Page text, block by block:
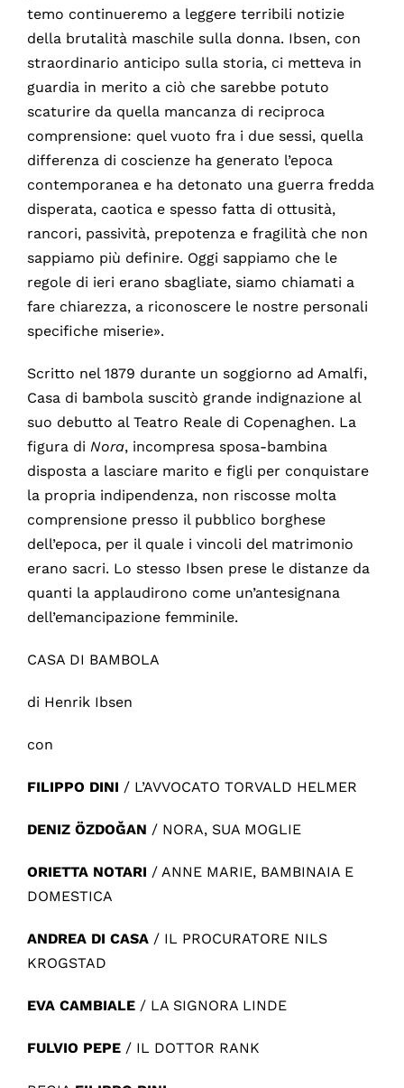
temo continueremo a leggere terribili notizie
della brutalità maschile sulla donna. Ibsen, con
straordinario anticipo sulla storia, ci metteva in
guardia in merito a ciò che sarebbe potuto
scaturire da quella mancanza di reciproca
comprensione: quel vuoto fra i due sessi, quella
differenza di coscienze ha generato l’epoca
contemporanea e ha detonato una guerra fredda
disperata, caotica e spesso fatta di ottusità,
rancori, passività, prepotenza e fragilità che non
sappiamo più definire. Oggi sappiamo che le
regole di ieri erano sbagliate, siamo chiamati a
fare chiarezza, a riconoscere le nostre personali
specifiche miserie».
Scritto nel 1879 durante un soggiorno ad Amalfi,
Casa di bambola suscitò grande indignazione al
suo debutto al Teatro Reale di Copenaghen. La
figura di Nora, incompresa sposa-bambina
disposta a lasciare marito e figli per conquistare
la propria indipendenza, non riscosse molta
comprensione presso il pubblico borghese
dell’epoca, per il quale i vincoli del matrimonio
erano sacri. Lo stesso Ibsen prese le distanze da
quanti la applaudirono come un’antesignana
dell’emancipazione femminile.
CASA DI BAMBOLA
di Henrik Ibsen
con
FILIPPO DINI / L’AVVOCATO TORVALD HELMER
DENIZ ÖZDOĞAN / NORA, SUA MOGLIE
ORIETTA NOTARI / ANNE MARIE, BAMBINAIA E
DOMESTICA
ANDREA DI CASA/ IL PROCURATORE NILS
KROGSTAD
EVA CAMBIALE/ LA SIGNORA LINDE
FULVIO PEPE/ IL DOTTOR RANK